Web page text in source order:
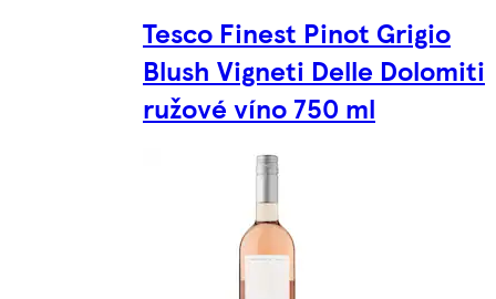
Tesco Finest Pinot Grigio
Blush Vigneti Delle Dolomiti
ružové víno 750 ml